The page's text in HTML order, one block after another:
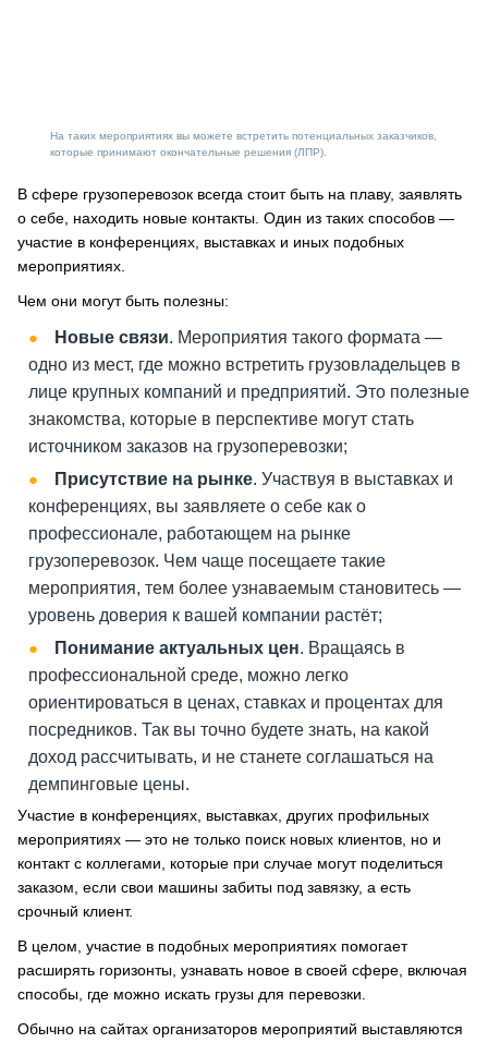
На таких мероприятиях вы можете встретить потенциальных заказчиков,
которые принимают окончательные решения (ЛПР).
В сфере грузоперевозок всегда стоит быть на плаву, заявлять
о себе, находить новые контакты. Один из таких способов —
участие в конференциях, выставках и иных подобных
мероприятиях.
Чем они могут быть полезны:
Новые связи. Мероприятия такого формата —
одно из мест, где можно встретить грузовладельцев в
лице крупных компаний и предприятий. Это полезные
знакомства, которые в перспективе могут стать
источником заказов на грузоперевозки;
Присутствие на рынке. Участвуя в выставках и
конференциях, вы заявляете о себе как о
профессионале, работающем на рынке
грузоперевозок. Чем чаще посещаете такие
мероприятия, тем более узнаваемым становитесь —
уровень доверия к вашей компании растёт;
Понимание актуальных цен. Вращаясь в
профессиональной среде, можно легко
ориентироваться в ценах, ставках и процентах для
посредников. Так вы точно будете знать, на какой
доход рассчитывать, и не станете соглашаться на
демпинговые цены.
Участие в конференциях, выставках, других профильных
мероприятиях — это не только поиск новых клиентов, но и
контакт с коллегами, которые при случае могут поделиться
заказом, если свои машины забиты под завязку, а есть
срочный клиент.
В целом, участие в подобных мероприятиях помогает
расширять горизонты, узнавать новое в своей сфере, включая
способы, где можно искать грузы для перевозки.
Обычно на сайтах организаторов мероприятий выставляются